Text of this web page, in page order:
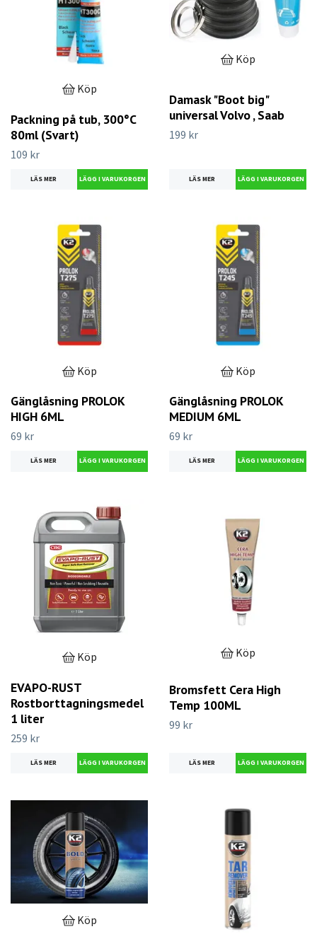
Köp
Packning på tub, 300°C
80ml (Svart)
109 kr
LÄS MER
Köp
Damask "Boot big"
universal Volvo , Saab
199 kr
LÄS MER
Köp
Gänglåsning PROLOK
HIGH 6ML
69 kr
LÄS MER
Köp
Gänglåsning PROLOK
MEDIUM 6ML
69 kr
LÄS MER
Köp
EVAPO-RUST
Rostborttagningsmedel
1 liter
259 kr
LÄS MER
Köp
Bromsfett Cera High
Temp 100ML
99 kr
LÄS MER
Köp